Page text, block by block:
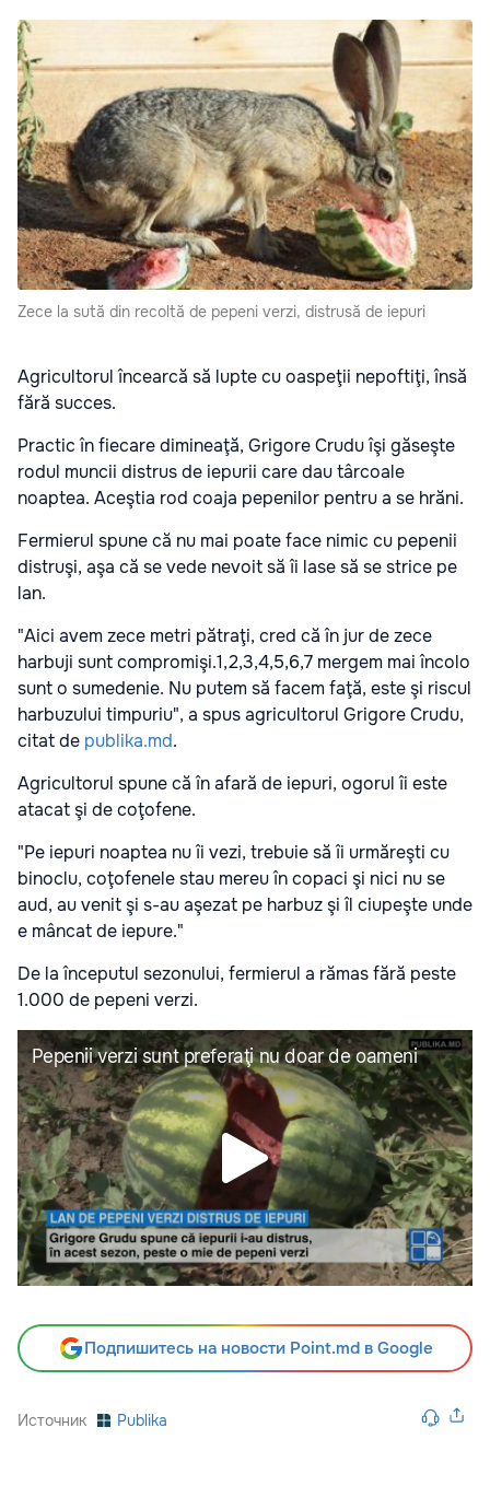
Zece la sută din recoltă de pepeni verzi, distrusă de iepuri
Agricultorul încearcă să lupte cu oaspeţii nepoftiţi, însă
fără succes.
Practic în fiecare dimineaţă, Grigore Crudu îşi găseşte
rodul muncii distrus de iepurii care dau târcoale
noaptea. Aceştia rod coaja pepenilor pentru a se hrăni.
Fermierul spune că nu mai poate face nimic cu pepenii
distruşi, aşa că se vede nevoit să îi lase să se strice pe
lan.
"Aici avem zece metri pătraţi, cred că în jur de zece
harbuji sunt compromişi.1,2,3,4,5,6,7 mergem mai încolo
sunt o sumedenie. Nu putem să facem faţă, este şi riscul
harbuzului timpuriu", a spus agricultorul Grigore Crudu,
citat de publika.md.
Agricultorul spune că în afară de iepuri, ogorul îi este
atacat şi de coţofene.
"Pe iepuri noaptea nu îi vezi, trebuie să îi urmăreşti cu
binoclu, coţofenele stau mereu în copaci şi nici nu se
aud, au venit şi s-au aşezat pe harbuz şi îl ciupeşte unde
e mâncat de iepure."
De la începutul sezonului, fermierul a rămas fără peste
1.000 de pepeni verzi.
Подпишитесь на новости Point.md в Google
Источник Publika